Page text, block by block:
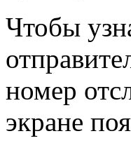
Чтобы
номер
экране